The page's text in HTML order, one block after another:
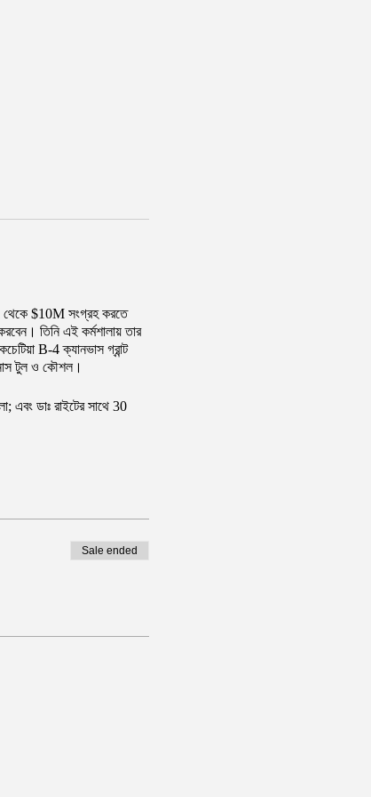
থেকে $10M সংগ্রহ করতে
তিনি এই কর্মশালায় তার
B-4 ক্যানভাস গ্রান্ট
টুল ও কৌশল।
এবং ডাঃ রাইটের সাথে 30
Sale ended